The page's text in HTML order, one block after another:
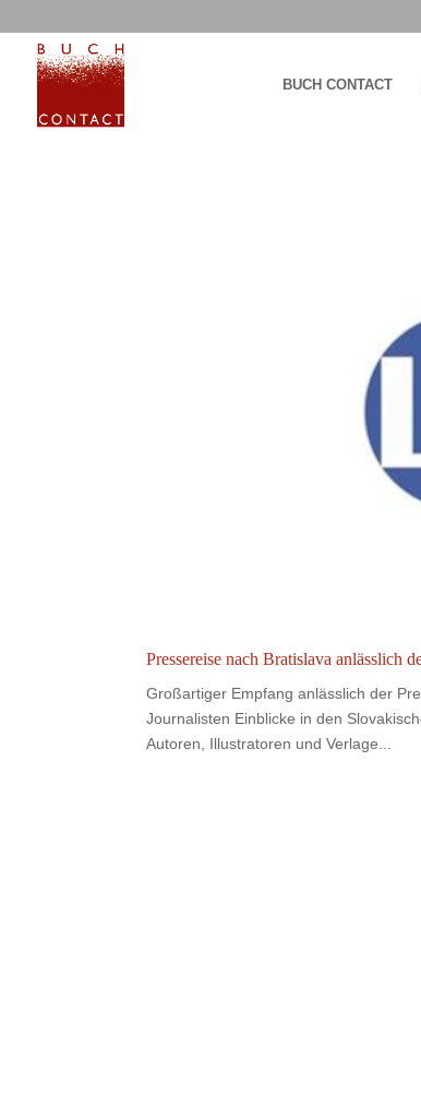
BUCH CONTACT
Pressereise nach Bratislava anlässlich
Großartiger Empfang anlässlich der
Journalisten Einblicke in den
Autoren, Illustratoren und Verlage...